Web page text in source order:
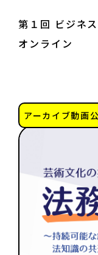
第１回 ビジネ
オンライン
アーカイブ動画